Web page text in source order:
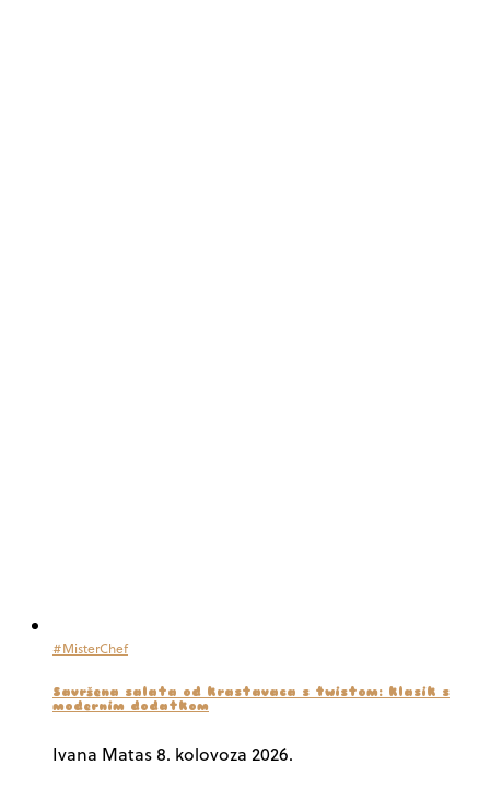
#MisterChef
Savršena salata od krastavaca s twistom: klasik s
modernim dodatkom
Ivana Matas 8. kolovoza 2026.